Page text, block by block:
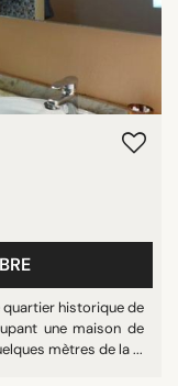
quartier historique de
une maison de
mètres de la ...